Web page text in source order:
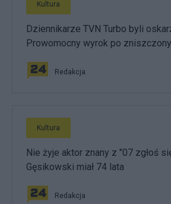
Kultura
Dziennikarze TVN Turbo byli
Prowomocny wyrok po
Redakcja
Kultura
Nie żyje aktor znany z "07 zgłoś
Gęsikowski miał 74 lata
Redakcja